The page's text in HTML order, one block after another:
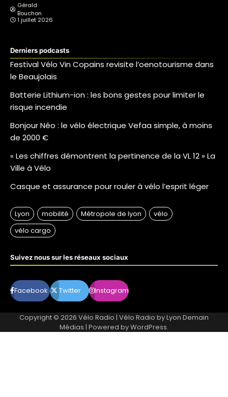
Gérald
Bouchon
1 juillet 2026
Derniers podcasts
Festival Vélo Vin Copains revisite l’oenotourisme dans
le Beaujolais
Batterie Lithium-ion : les bons gestes pour limiter le
risque incendie
Bonjour Néo : le vélo électrique Vefaa simple, à moins
de 2000 €
« Les chiffres démontrent la pertinence de la VL 12 » La
Ville à Vélo
Casque et assurance pour rouler à vélo l’esprit léger
Suivez nous sur les réseaux sociaux
Facebook Twitter Instagram
Copyright © 2026 Vélo Radio | Vélo Radio byLyon Demain
Médias | Powered byWordPress.